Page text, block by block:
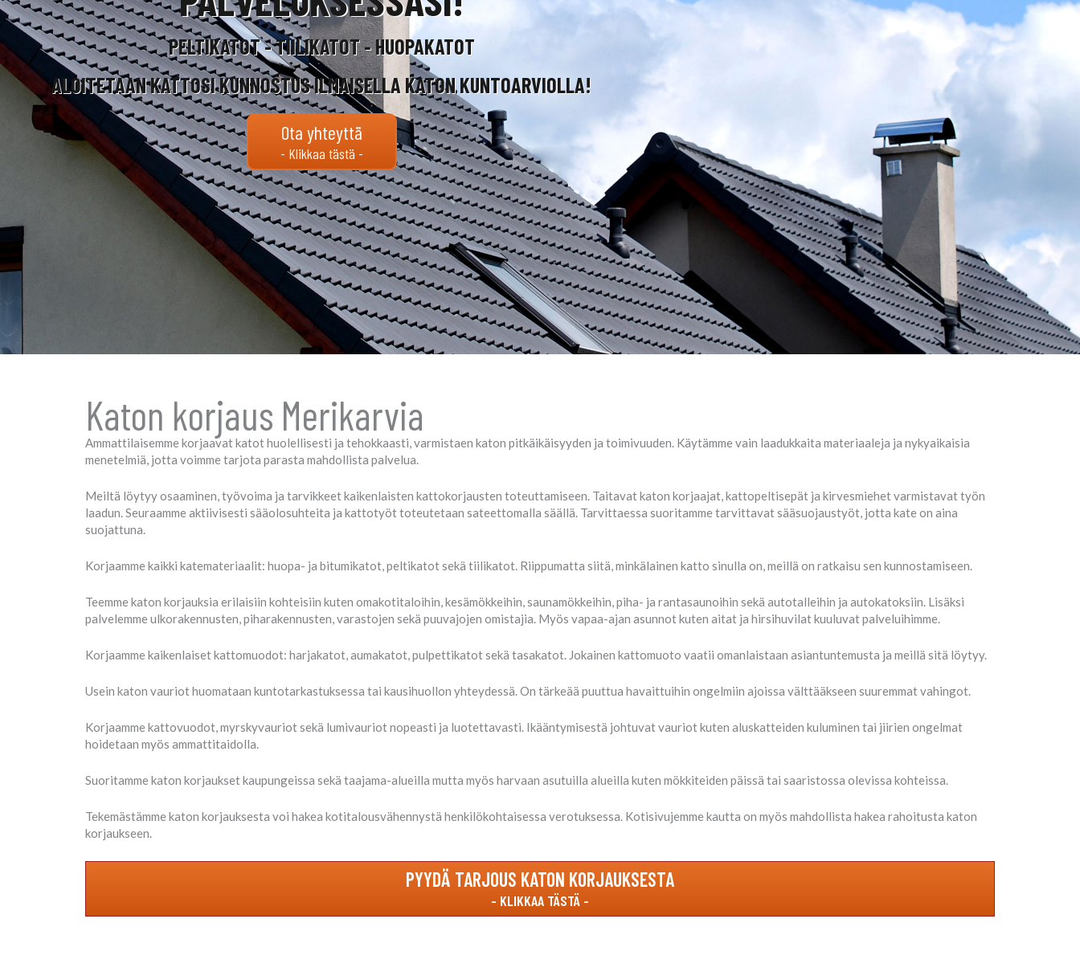
PELTIKATOT - TIILIKATOT - HUOPAKATOT
ALOITETAAN KATTOSI KUNNOSTUS ILMAISELLA KATON KUNTOARVIOLLA!
Ota yhteyttä
Katon korjaus Merikarvia
Ammattilaisemme korjaavat katot huolellisesti ja tehokkaasti, varmistaen katon pitkäikäisyyden ja toimivuuden. Käytämme vain laadukkaita materiaaleja ja nykyaikaisia
menetelmiä, jotta voimme tarjota parasta mahdollista palvelua.
Meiltä löytyy osaaminen, työvoima ja tarvikkeet kaikenlaisten kattokorjausten toteuttamiseen. Taitavat katon korjaajat, kattopeltisepät ja kirvesmiehet varmistavat työn
laadun. Seuraamme aktiivisesti sääolosuhteita ja kattotyöt toteutetaan sateettomalla säällä. Tarvittaessa suoritamme tarvittavat sääsuojaustyöt, jotta kate on aina
suojattuna.
Korjaamme kaikki katemateriaalit: huopa- ja bitumikatot, peltikatot sekä tiilikatot. Riippumatta siitä, minkälainen katto sinulla on, meillä on ratkaisu sen kunnostamiseen.
Teemme katon korjauksia erilaisiin kohteisiin kuten omakotitaloihin, kesämökkeihin, saunamökkeihin, piha- ja rantasaunoihin sekä autotalleihin ja autokatoksiin. Lisäksi
palvelemme ulkorakennusten, piharakennusten, varastojen sekä puuvajojen omistajia. Myös vapaa-ajan asunnot kuten aitat ja hirsihuvilat kuuluvat palveluihimme.
Korjaamme kaikenlaiset kattomuodot: harjakatot, aumakatot, pulpettikatot sekä tasakatot. Jokainen kattomuoto vaatii omanlaistaan asiantuntemusta ja meillä sitä löytyy.
Usein katon vauriot huomataan kuntotarkastuksessa tai kausihuollon yhteydessä. On tärkeää puuttua havaittuihin ongelmiin ajoissa välttääkseen suuremmat vahingot.
Korjaamme kattovuodot, myrskyvauriot sekä lumivauriot nopeasti ja luotettavasti. Ikääntymisestä johtuvat vauriot kuten aluskatteiden kuluminen tai jiirien ongelmat
hoidetaan myös ammattitaidolla.
Suoritamme katon korjaukset kaupungeissa sekä taajama-alueilla mutta myös harvaan asutuilla alueilla kuten mökkiteiden päissä tai saaristossa olevissa kohteissa.
Tekemästämme katon korjauksesta voi hakea kotitalousvähennystä henkilökohtaisessa verotuksessa. Kotisivujemme kautta on myös mahdollista hakea rahoitusta katon
korjaukseen.
PYYDÄ TARJOUS KATON KORJAUKSESTA